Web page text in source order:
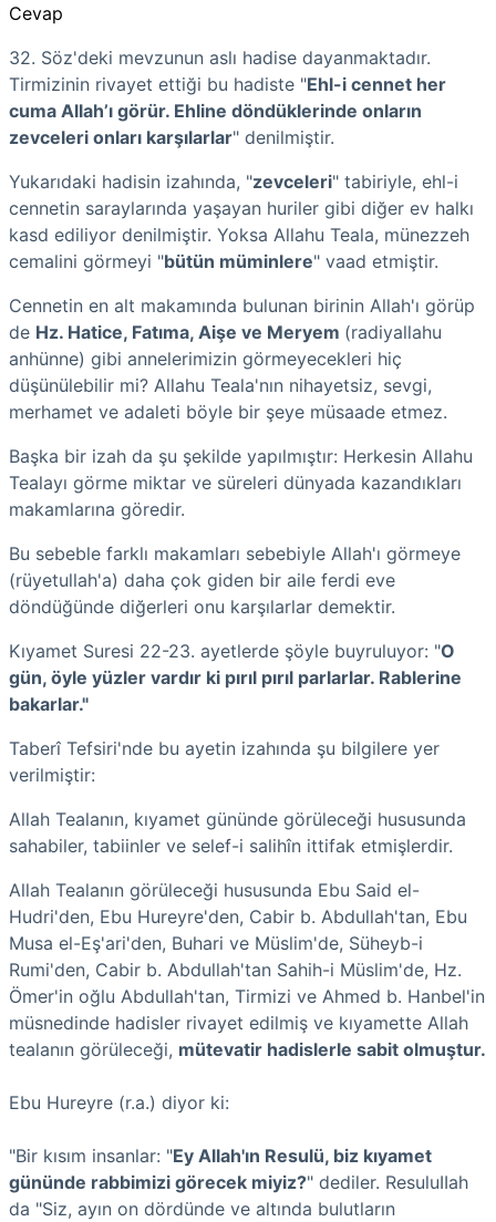
Cevap
32. Söz'deki mevzunun aslı hadise dayanmaktadır.
Tirmizinin rivayet ettiği bu hadiste "Ehl-i cennet her
cuma Allah’ı görür. Ehline döndüklerinde onların
zevceleri onları karşılarlar" denilmiştir.
Yukarıdaki hadisin izahında, "zevceleri" tabiriyle, ehl-i
cennetin saraylarında yaşayan huriler gibi diğer ev halkı
kasd ediliyor denilmiştir. Yoksa Allahu Teala, münezzeh
cemalini görmeyi "bütün müminlere" vaad etmiştir.
Cennetin en alt makamında bulunan birinin Allah'ı görüp
de Hz. Hatice, Fatıma, Aişe ve Meryem (radiyallahu
anhünne) gibi annelerimizin görmeyecekleri hiç
düşünülebilir mi? Allahu Teala'nın nihayetsiz, sevgi,
merhamet ve adaleti böyle bir şeye müsaade etmez.
Başka bir izah da şu şekilde yapılmıştır: Herkesin Allahu
Tealayı görme miktar ve süreleri dünyada kazandıkları
makamlarına göredir.
Bu sebeble farklı makamları sebebiyle Allah'ı görmeye
(rüyetullah'a) daha çok giden bir aile ferdi eve
döndüğünde diğerleri onu karşılarlar demektir.
Kıyamet Suresi 22-23. ayetlerde şöyle buyruluyor: "O
gün, öyle yüzler vardır ki pırıl pırıl parlarlar. Rablerine
bakarlar."
Taberî Tefsiri'nde bu ayetin izahında şu bilgilere yer
verilmiştir:
Allah Tealanın, kıyamet gününde görüleceği hususunda
sahabiler, tabiinler ve selef-i salihîn ittifak etmişlerdir.
Allah Tealanın görüleceği hususunda Ebu Said el-
Hudri'den, Ebu Hureyre'den, Cabir b. Abdullah'tan, Ebu
Musa el-Eş'ari'den, Buhari ve Müslim'de, Süheyb-i
Rumi'den, Cabir b. Abdullah'tan Sahih-i Müslim'de, Hz.
Ömer'in oğlu Abdullah'tan, Tirmizi ve Ahmed b. Hanbel'in
müsnedinde hadisler rivayet edilmiş ve kıyamette Allah
tealanın görüleceği, mütevatir hadislerle sabit olmuştur.
Ebu Hureyre (r.a.) diyor ki:
"Bir kısım insanlar: "Ey Allah'ın Resulü, biz kıyamet
gününde rabbimizi görecek miyiz?" dediler. ResuluIIah
da "Siz, ayın on dördünde ve altında bulut­ların